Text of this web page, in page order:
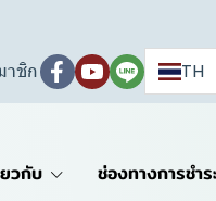
าชิก TH
วกับ ช่องทางการชำร